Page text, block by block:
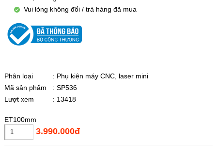
Vui lòng không đổi / trả hàng đã mua
Phân loại
: Phụ kiện máy CNC, laser mini
Mã sản phẩm
: SP536
Lượt xem
: 13418
ET100mm
3.990.000đ